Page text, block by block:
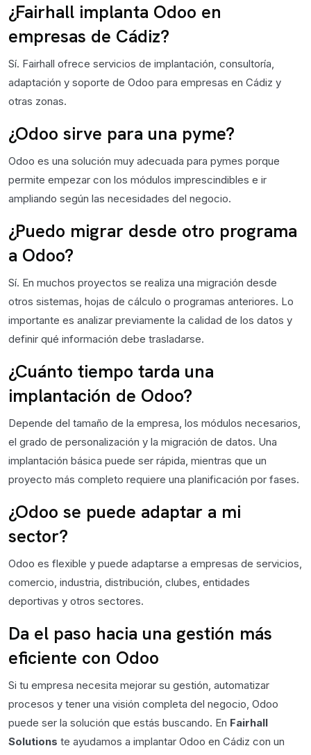
¿Fairhall implanta Odoo en
empresas de Cádiz?
Sí. Fairhall ofrece servicios de implantación, consultoría,
adaptación y soporte de Odoo para empresas en Cádiz y
otras zonas.
¿Odoo sirve para una pyme?
Odoo es una solución muy adecuada para pymes porque
permite empezar con los módulos imprescindibles e ir
ampliando según las necesidades del negocio.
¿Puedo migrar desde otro programa
a Odoo?
Sí. En muchos proyectos se realiza una migración desde
otros sistemas, hojas de cálculo o programas anteriores. Lo
importante es analizar previamente la calidad de los datos y
definir qué información debe trasladarse.
¿Cuánto tiempo tarda una
implantación de Odoo?
Depende del tamaño de la empresa, los módulos necesarios,
el grado de personalización y la migración de datos. Una
implantación básica puede ser rápida, mientras que un
proyecto más completo requiere una planificación por fases.
¿Odoo se puede adaptar a mi
sector?
Odoo es flexible y puede adaptarse a empresas de servicios,
comercio, industria, distribución, clubes, entidades
deportivas y otros sectores.
Da el paso hacia una gestión más
eficiente con Odoo
Si tu empresa necesita mejorar su gestión, automatizar
procesos y tener una visión completa del negocio, Odoo
puede ser la solución que estás buscando. En Fairhall
Solutions te ayudamos a implantar Odoo en Cádiz con un